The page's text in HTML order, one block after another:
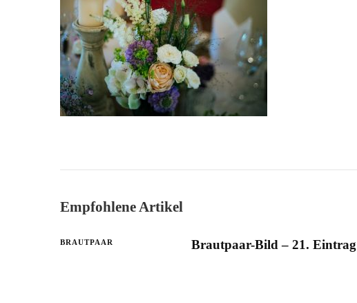
WANZLEBEN-
9
Empfohlene Artikel
BRAUTPAAR Brautpaar-Bild – 21. Eintrag